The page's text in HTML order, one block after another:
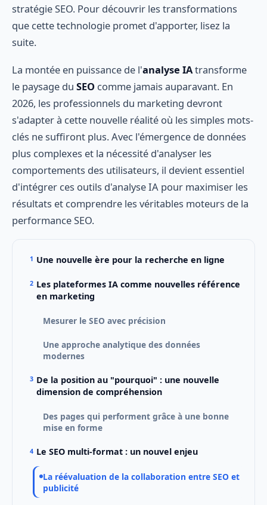
stratégie SEO. Pour découvrir les transformations
que cette technologie promet d'apporter, lisez la
suite.
La montée en puissance de l'analyse IAtransforme
le paysage du SEO comme jamais auparavant. En
2026, les professionnels du marketing devront
s'adapter à cette nouvelle réalité où les simples mots-
clés ne suffiront plus. Avec l'émergence de données
plus complexes et la nécessité d'analyser les
comportements des utilisateurs, il devient essentiel
d'intégrer ces outils d'analyse IA pour maximiser les
résultats et comprendre les véritables moteurs de la
performance SEO.
Une nouvelle ère pour la recherche en ligne
Les plateformes IA comme nouvelles référence
en marketing
Mesurer le SEO avec précision
Une approche analytique des données
modernes
De la position au "pourquoi" : une nouvelle
dimension de compréhension
Des pages qui performent grâce à une bonne
mise en forme
Le SEO multi-format : un nouvel enjeu
La réévaluation de la collaboration entre SEO et
publicité